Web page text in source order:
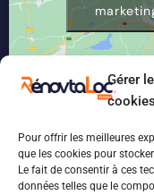
Gérer
cookies
Pour offrir les meilleures
que les cookies pour
Le fait de consentir à ces
données telles que le